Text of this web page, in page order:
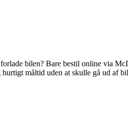
bilen? Bare bestil online via
måltid uden at skulle gå ud af